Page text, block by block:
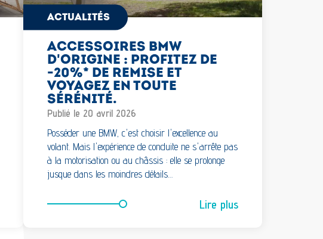
ACTUALITÉS
ACCESSOIRES BMW
D'ORIGINE : PROFITEZ DE
-20%* DE REMISE ET
VOYAGEZ EN TOUTE
SÉRÉNITÉ.
Publié le 20 avril 2026
Posséder une BMW, c'est choisir l'excellence au
volant. Mais l'expérience de conduite ne s'arrête pas
à la motorisation ou au châssis : elle se prolonge
jusque dans les moindres détails…
Lire plus